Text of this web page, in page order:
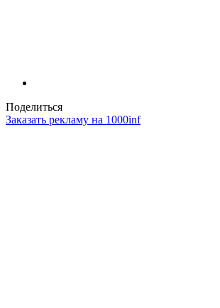
Поделиться
Заказать рекламу на 1000inf